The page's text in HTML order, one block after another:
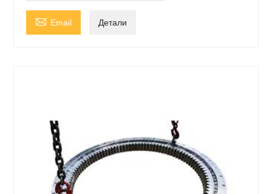
 Email Детали